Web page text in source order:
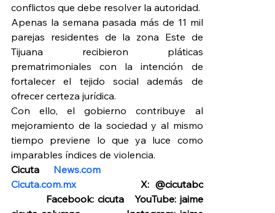
conflictos que debe resolver la autoridad.
Apenas la semana pasada más de 11 mil
parejas residentes de la zona Este de
Tijuana recibieron pláticas
prematrimoniales con la intención de
fortalecer el tejido social además de
ofrecer certeza jurídica.
Con ello, el gobierno contribuye al
mejoramiento de la sociedad y al mismo
tiempo previene lo que ya luce como
imparables índices de violencia.
Cicuta News.com
Cicuta.com.mx X: @cicutabc
Facebook: cicuta   YouTube: jaime